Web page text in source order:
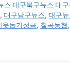
스 대구북구뉴스 대
,대구남구뉴스,대구
웃돕기성금, 칠곡농협,